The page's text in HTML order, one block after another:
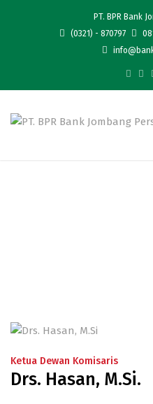
PT. BPR Bank
(0321) - 870797
Ketua Dewan Komisaris
Drs. Hasan, M.Si.